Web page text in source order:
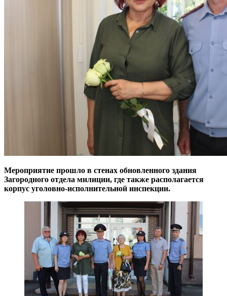
Мероприятие прошло в стенах обновленного здания
Загородного отдела милиции, где также располагается
корпус уголовно-исполнительной инспекции.